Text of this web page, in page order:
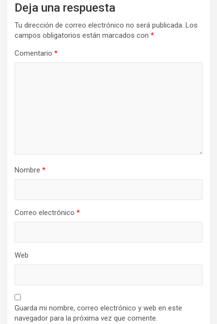
Deja una respuesta
Tu dirección de correo electrónico no será publicada. Los
campos obligatorios están marcados con *
Comentario *
Nombre *
Correo electrónico *
Web
Guarda mi nombre, correo electrónico y web en este
navegador para la próxima vez que comente.